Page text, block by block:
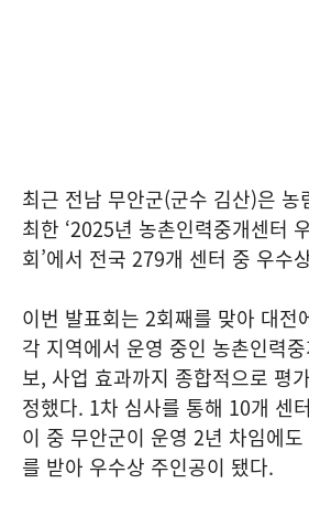
최근 전남 무안군(군수 김산)은 농
최한 ‘2025년 농촌인력중개센터
회’에서 전국 279개 센터 중 우수
이번 발표회는 2회째를 맞아 대전
각 지역에서 운영 중인 농촌인력
보, 사업 효과까지 종합적으로 평
정했다. 1차 심사를 통해 10개 센
이 중 무안군이 운영 2년 차임에
를 받아 우수상 주인공이 됐다.